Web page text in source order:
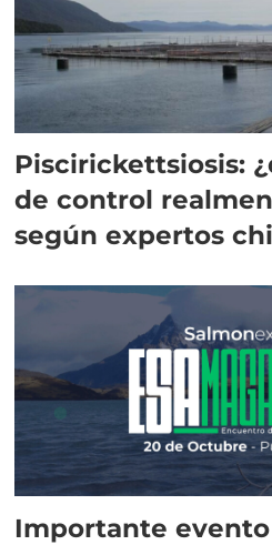
Piscirickettsiosis:
de control
según expertos
Importante